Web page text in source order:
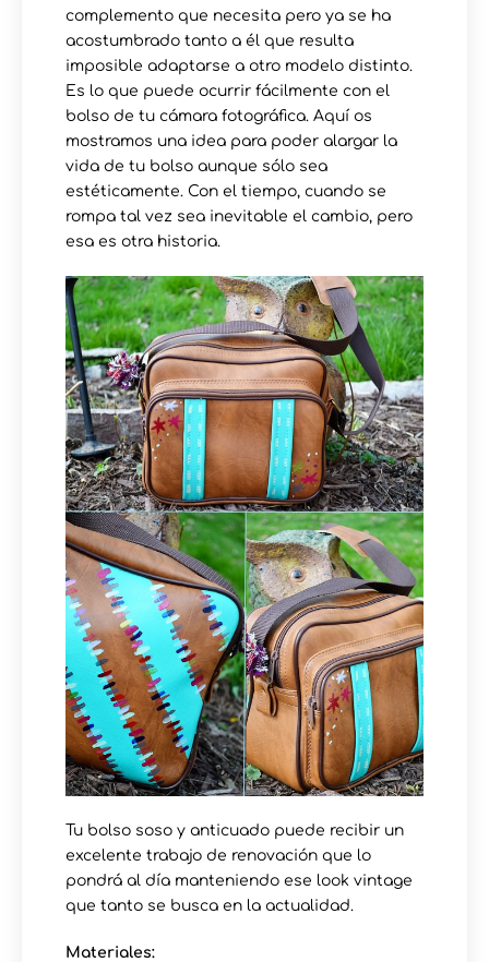
complemento que necesita pero ya se ha
acostumbrado tanto a él que resulta
imposible adaptarse a otro modelo distinto.
Es lo que puede ocurrir fácilmente con el
bolso de tu cámara fotográfica. Aquí os
mostramos una idea para poder alargar la
vida de tu bolso aunque sólo sea
estéticamente. Con el tiempo, cuando se
rompa tal vez sea inevitable el cambio, pero
esa es otra historia.
Tu bolso soso y anticuado puede recibir un
excelente trabajo de renovación que lo
pondrá al día manteniendo ese look vintage
que tanto se busca en la actualidad.
Materiales: